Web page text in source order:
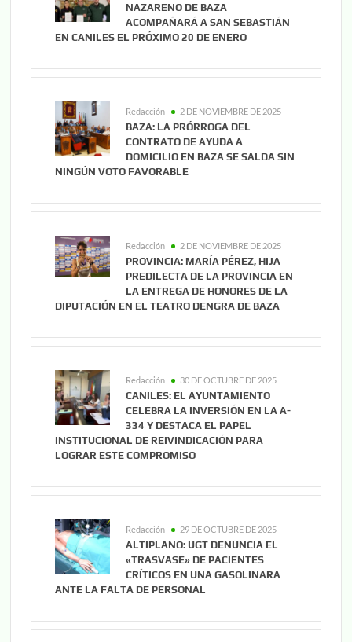
NAZARENO DE BAZA
ACOMPAÑARÁ A SAN SEBASTIÁN
EN CANILES EL PRÓXIMO 20 DE ENERO
Redacción 2 DE NOVIEMBRE DE 2025
BAZA: LA PRÓRROGA DEL
CONTRATO DE AYUDA A
DOMICILIO EN BAZA SE SALDA SIN
NINGÚN VOTO FAVORABLE
Redacción 2 DE NOVIEMBRE DE 2025
PROVINCIA: MARÍA PÉREZ, HIJA
PREDILECTA DE LA PROVINCIA EN
LA ENTREGA DE HONORES DE LA
DIPUTACIÓN EN EL TEATRO DENGRA DE BAZA
Redacción 30 DE OCTUBRE DE 2025
CANILES: EL AYUNTAMIENTO
CELEBRA LA INVERSIÓN EN LA A-
334 Y DESTACA EL PAPEL
INSTITUCIONAL DE REIVINDICACIÓN PARA
LOGRAR ESTE COMPROMISO
Redacción 29 DE OCTUBRE DE 2025
ALTIPLANO: UGT DENUNCIA EL
«TRASVASE» DE PACIENTES
CRÍTICOS EN UNA GASOLINARA
ANTE LA FALTA DE PERSONAL